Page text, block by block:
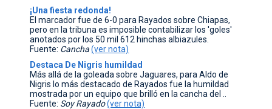
¡Una fiesta redonda!
El marcador fue de 6-0 para Rayados sobre Chiapas,
pero en la tribuna es imposible contabilizar los 'goles'
anotados por los 50 mil 612 hinchas albiazules.
Fuente: Cancha (ver nota)
Destaca De Nigris humildad
Más allá de la goleada sobre Jaguares, para Aldo de
Nigris lo más destacado de Rayados fue la humildad
mostrada por un equipo que brilló en la cancha del ..
Fuente: Soy Rayado(ver nota)